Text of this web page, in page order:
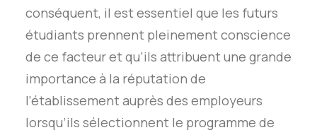
conséquent, il est essentiel que les futurs
étudiants prennent pleinement conscience
de ce facteur et qu’ils attribuent une grande
importance à la réputation de
l’établissement auprès des employeurs
lorsqu’ils sélectionnent le programme de